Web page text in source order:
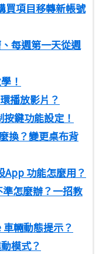
買項目移轉新帳號
每週第一天從週
！
播放影片？
鍵功能設定！
換？變更桌布背
App 功能怎麼用？
怎麼辦？一招教
輛動態提示？
模式？